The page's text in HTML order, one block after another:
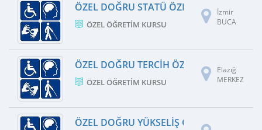
ÖZEL DOĞRU STATÜ ÖZEL ÖĞRETIM
ÖZEL ÖĞRETIM KURSU
İzmir
BUCA
ÖZEL DOĞRU TERCIH ÖZEL ÖĞRETIM
ÖZEL ÖĞRETIM KURSU
Elazığ
MERKEZ
ÖZEL DOĞRU YÜKSELIŞ ÖZEL ÖĞRETIM